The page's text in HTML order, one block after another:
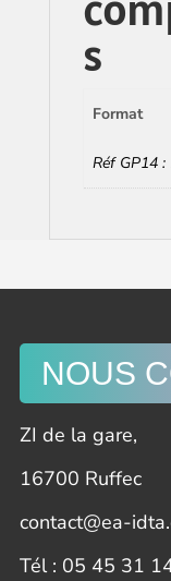
s
Format
Réf GP14 :
NOUS
ZI de la gare,
16700 Ruffec
contact@ea-
​Tél : 05 45 31